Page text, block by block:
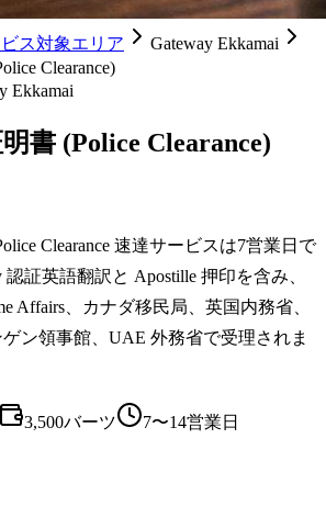
ス対象エリア
Gateway Ekkamai
Clearance)
Ekkamai
書 (Police Clearance)
Clearance 速達サービスは7営業日で
証英語翻訳と Apostille 押印を含み、
Affairs、カナダ移民局、英国内務省、
ン領事館、UAE 外務省で受理されま
3,500バーツ 7〜14営業日